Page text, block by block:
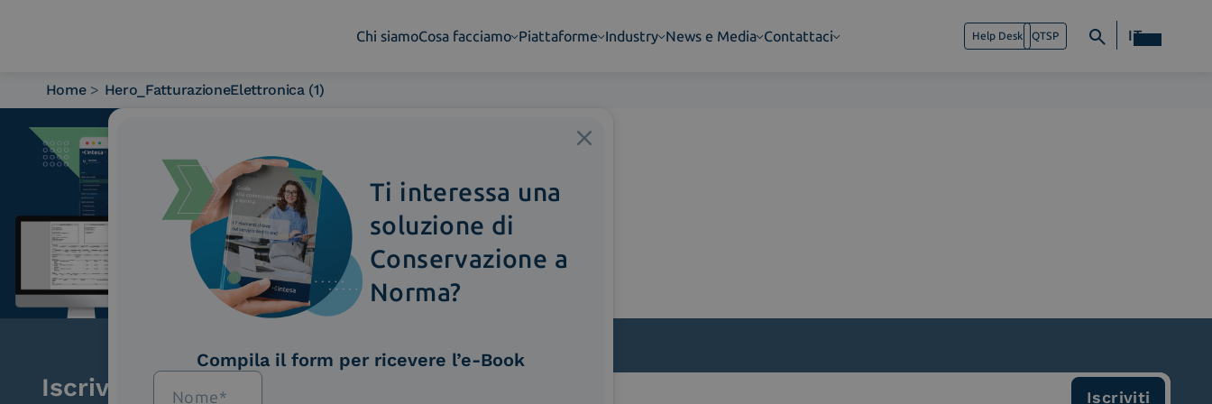
Chi siamoCosa facciamo Piattaforme Industry News e Media Contattaci Help Desk QTSP IT
Chi siamo
Cosa facciamo
Piattaforme
Industry
News e Media
Contattaci
Home > Hero_FatturazioneElettronica (1)
Iscriviti alla newsletter
Ti interessa una
soluzione di
Conservazione a
Norma?
Compila il form per ricevere l’e-Book